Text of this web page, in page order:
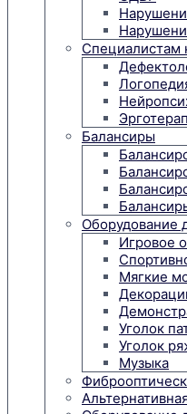
Специалистам
Балансиры
Оборудование
Игровое
Мягкие
Уголок
Уголок
Музыка